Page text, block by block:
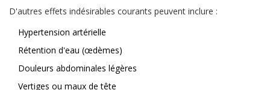
D'autres effets indésirables courants peuvent inclure :
Hypertension artérielle
Rétention d'eau (œdèmes)
Douleurs abdominales légères
Vertiges ou maux de tête